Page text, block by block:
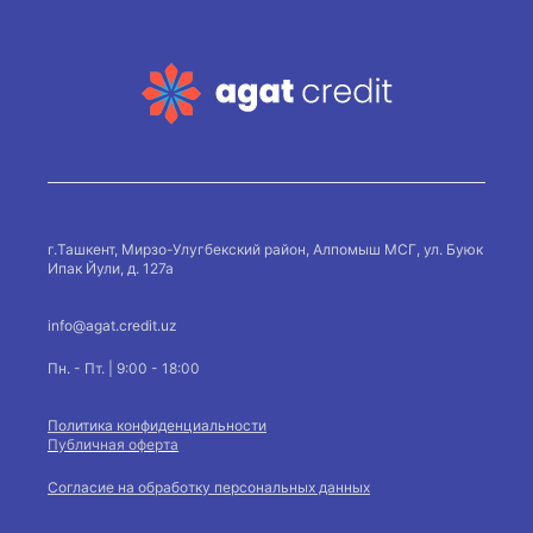
г.Ташкент, Мирзо-Улугбекский район, Алпомыш МСГ, ул. Буюк
Ипак Йули, д. 127а
info@agat.credit.uz
Пн. - Пт. | 9:00 - 18:00
Политика конфиденциальности
Публичная оферта
Согласие на обработку персональных данных